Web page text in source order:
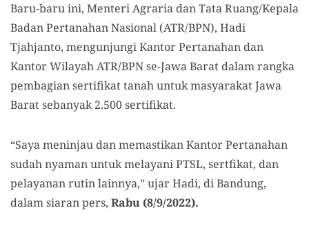
Baru-baru ini, Menteri Agraria dan Tata Ruang/Kepala
Badan Pertanahan Nasional (ATR/BPN), Hadi
Tjahjanto, mengunjungi Kantor Pertanahan dan
Kantor Wilayah ATR/BPN se-Jawa Barat dalam rangka
pembagian sertifikat tanah untuk masyarakat Jawa
Barat sebanyak 2.500 sertifikat.
“Saya meninjau dan memastikan Kantor Pertanahan
sudah nyaman untuk melayani PTSL, sertfikat, dan
pelayanan rutin lainnya,” ujar Hadi, di Bandung,
dalam siaran pers, Rabu (8/9/2022).